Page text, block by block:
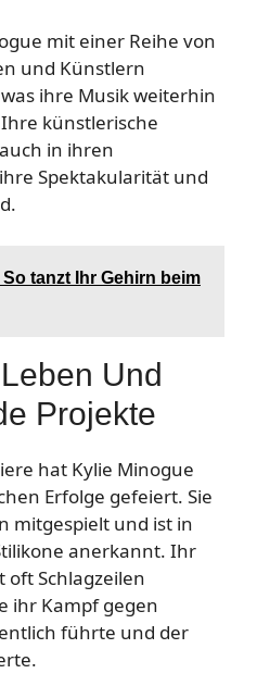
mit einer Reihe von
und Künstlern
ihre Musik weiterhin
künstlerische
in ihren
Spektakularität und
tanzt Ihr Gehirn beim
Und
Projekte
hat Kylie Minogue
Erfolge gefeiert. Sie
mitgespielt und ist in
anerkannt. Ihr
oft Schlagzeilen
ihr Kampf gegen
führte und der